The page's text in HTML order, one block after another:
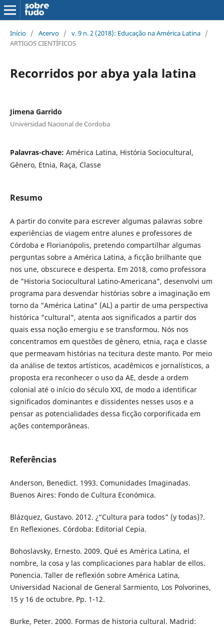
Início / Acervo / v. 9 n. 2 (2018): Educação na América Latina /
ARTIGOS CIENTÍFICOS
Recorridos por abya yala latina
Jimena Garrido
Universidad Nacional de Cordoba
Palavras-chave: América Latina, História Sociocultural,
Gênero, Etnia, Raça, Classe
Resumo
A partir do convite para escrever algumas palavras sobre
experiências de viagem entre alunes e professores de
Córdoba e Florianópolis, pretendo compartilhar algumas
perguntas sobre a América Latina, a ficção brilhante que
nos une, obscurece e desperta. Em 2018, como professora
de "Historia Sociocultural Latino-Americana", desenvolvi um
programa para desvendar histórias sobre a imaginação em
torno da "América Latina" (AL) a partir de uma perspectiva
histórica "cultural", atenta aos significados a partir dos
quais essa noção emergiu e se transformou. Nós nos
concentramos em questões de gênero, etnia, raça e classe
que permeavam histórias na tecitura deste manto. Por meio
da análise de textos artísticos, acadêmicos e jornalísticos, a
proposta era reconhecer o uso da AE, desde a ordem
colonial até o início do século XXI, de modo a identificar
significados dominantes e dissidentes nesses usos e a
pensar as potencialidades dessa ficção corporificada em
ações contemporâneas.
Referências
Anderson, Benedict. 1993. Comunidades Imaginadas.
Buenos Aires: Fondo de Cultura Económica.
Blázquez, Gustavo. 2012. ¿“Cultura para todos” (y todas)?.
En Reflexiones. Córdoba: Editorial Cepia.
Bohoslavsky, Ernesto. 2009. Qué es América Latina, el
nombre, la cosa y las complicaciones para hablar de ellos.
Ponencia. Taller de reflexión sobre América Latina,
Universidad Nacional de General Sarmiento, Los Polvorines,
15 y 16 de octubre. Pp. 1-12.
Burke, Peter. 2000. Formas de historia cultural. Madrid: